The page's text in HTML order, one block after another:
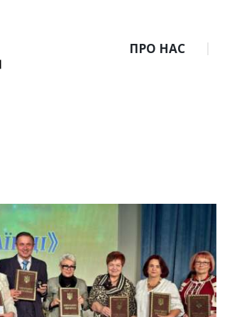
ПРО НАС